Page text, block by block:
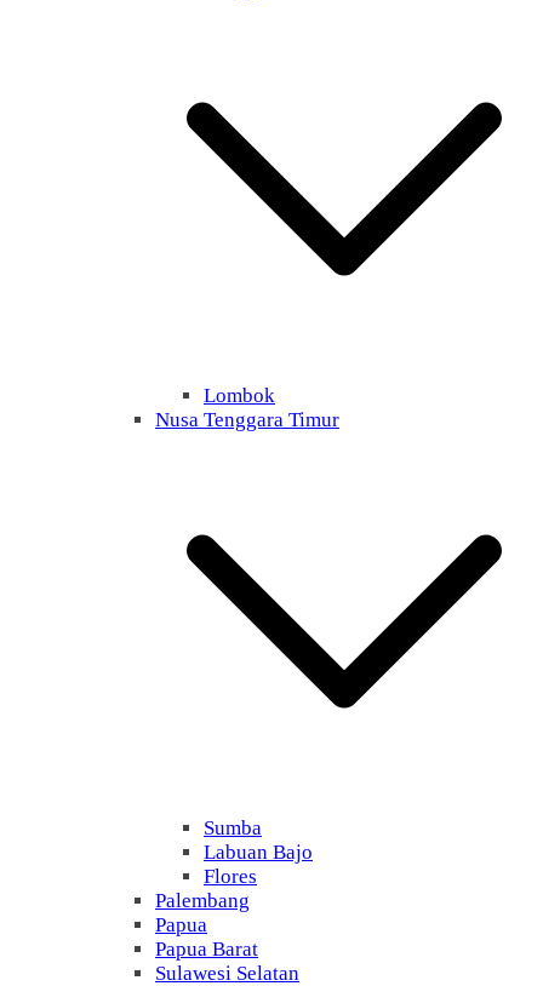
Lombok
Nusa Tenggara Timur
Sumba
Labuan Bajo
Flores
Palembang
Papua
Papua Barat
Sulawesi Selatan